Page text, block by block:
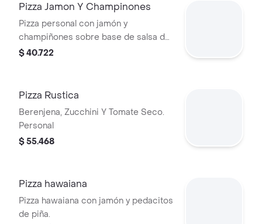
Pizza Jamon Y Champinones
Pizza personal con jamón y
champiñones sobre base de salsa de
tomate y queso.
$ 40.722
Pizza Rustica
Berenjena, Zucchini Y Tomate Seco.
Personal
$ 55.468
Pizza hawaiana
Pizza hawaiana con jamón y pedacitos
de piña.